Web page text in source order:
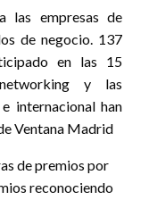
las empresas de
de negocio. 137
en las 15
y las
internacional han
Ventana Madrid
de premios por
reconociendo